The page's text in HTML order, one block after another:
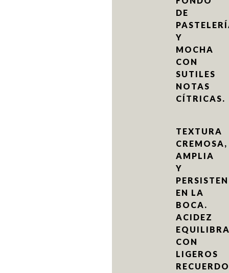
DE
Y
MOCHA
CON
SUTILES
NOTAS
CÍTRICAS.
TEXTURA
CREMOSA,
AMPLIA
Y
EN LA
BOCA.
ACIDEZ
CON
LIGEROS